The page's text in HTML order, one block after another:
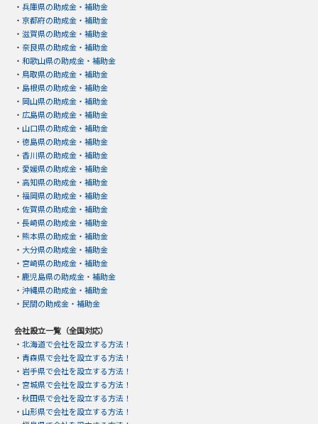
・ 兵庫県の助成金・補助金
・ 京都府の助成金・補助金
・ 滋賀県の助成金・補助金
・ 奈良県の助成金・補助金
・ 和歌山県の助成金・補助金
・ 鳥取県の助成金・補助金
・ 島根県の助成金・補助金
・ 岡山県の助成金・補助金
・ 広島県の助成金・補助金
・ 山口県の助成金・補助金
・ 徳島県の助成金・補助金
・ 香川県の助成金・補助金
・ 愛媛県の助成金・補助金
・ 高知県の助成金・補助金
・ 福岡県の助成金・補助金
・ 佐賀県の助成金・補助金
・ 長崎県の助成金・補助金
・ 熊本県の助成金・補助金
・ 大分県の助成金・補助金
・ 宮崎県の助成金・補助金
・ 鹿児島県の助成金・補助金
・ 沖縄県の助成金・補助金
・ 民間の助成金・補助金
会社設立一覧（全国対応）
・ 北海道で会社を設立する方法！
・ 青森県で会社を設立する方法！
・ 岩手県で会社を設立する方法！
・ 宮城県で会社を設立する方法！
・ 秋田県で会社を設立する方法！
・ 山形県で会社を設立する方法！